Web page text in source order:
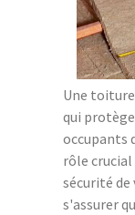
Une
qui
occupants
rôle
sécurité
s'assurer